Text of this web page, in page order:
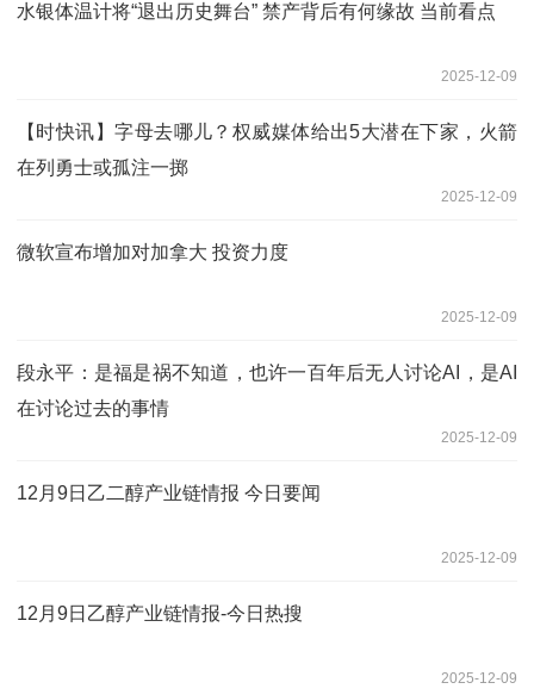
水银体温计将“退出历史舞台” 禁产背后有何缘故 当前看点
2025-12-09
【时快讯】字母去哪儿？权威媒体给出5大潜在下家，火箭
在列勇士或孤注一掷
2025-12-09
微软宣布增加对加拿大 投资力度
2025-12-09
段永平：是福是祸不知道，也许一百年后无人讨论AI，是AI
在讨论过去的事情
2025-12-09
12月9日乙二醇产业链情报 今日要闻
2025-12-09
12月9日乙醇产业链情报-今日热搜
2025-12-09